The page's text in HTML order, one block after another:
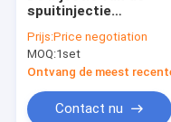
spuitinjectie
Vormen Machine
Prijs:Price negotiation
MOQ:1set
Ontvang de meest
Contact nu